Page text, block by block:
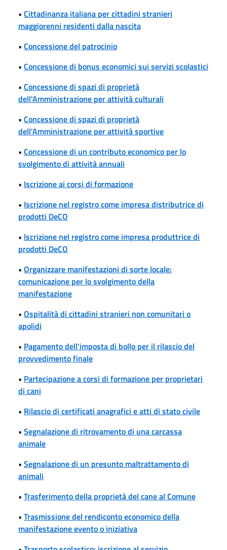
• Cittadinanza italiana per cittadini stranieri
maggiorenni residenti dalla nascita
• Concessione del patrocinio
• Concessione di bonus economici sui servizi scolastici
• Concessione di spazi di proprietà
dell'Amministrazione per attività culturali
• Concessione di spazi di proprietà
dell'Amministrazione per attività sportive
• Concessione di un contributo economico per lo
svolgimento di attività annuali
• Iscrizione ai corsi di formazione
• Iscrizione nel registro come impresa distributrice di
prodotti DeCO
• Iscrizione nel registro come impresa produttrice di
prodotti DeCO
• Organizzare manifestazioni di sorte locale:
comunicazione per lo svolgimento della
manifestazione
• Ospitalità di cittadini stranieri non comunitari o
apolidi
• Pagamento dell'imposta di bollo per il rilascio del
provvedimento finale
• Partecipazione a corsi di formazione per proprietari
di cani
• Rilascio di certificati anagrafici e atti di stato civile
• Segnalazione di ritrovamento di una carcassa
animale
• Segnalazione di un presunto maltrattamento di
animali
• Trasferimento della proprietà del cane al Comune
• Trasmissione del rendiconto economico della
manifestazione evento o iniziativa